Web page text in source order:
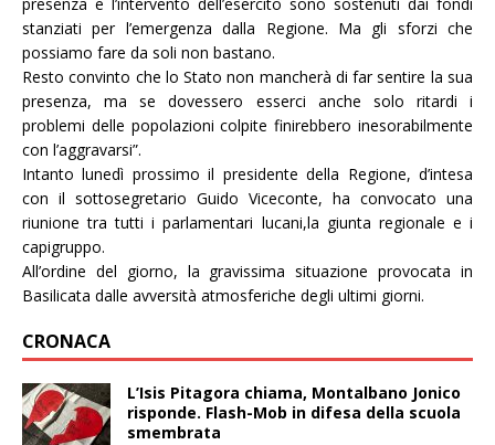
stanziati per l’emergenza dalla Regione. Ma gli sforzi che
possiamo fare da soli non bastano.
Resto convinto che lo Stato non mancherà di far sentire la sua
presenza, ma se dovessero esserci anche solo ritardi i
problemi delle popolazioni colpite finirebbero inesorabilmente
con l’aggravarsi”.
Intanto lunedì prossimo il presidente della Regione, d’intesa
con il sottosegretario Guido Viceconte, ha convocato una
riunione tra tutti i parlamentari lucani,la giunta regionale e i
capigruppo.
All’ordine del giorno, la gravissima situazione provocata in
Basilicata dalle avversità atmosferiche degli ultimi giorni.
CRONACA
L’Isis Pitagora chiama, Montalbano Jonico
risponde. Flash-Mob in difesa della scuola
smembrata